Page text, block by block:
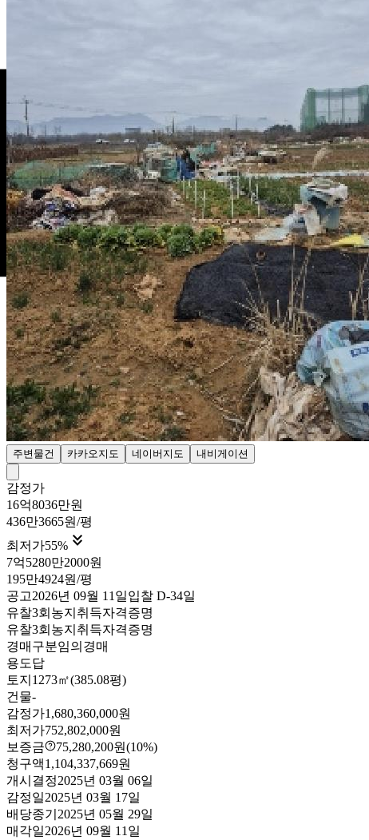
주변물건 카카오지도 네이버지도 내비게이션
감정가
16억8036만원
436만3665원/평
최저가55% 
7억5280만2000원
195만4924원/평
공고2026년 09월 11일입찰 D-34일
유찰3회 농지취득자격증명
유찰3회 농지취득자격증명
경매구분임의경매
용도답
토지 1273㎡(385.08평)
건물-
감정가1,680,360,000원
최저가752,802,000원
보증금
75,280,200원(10%)
청구액1,104,337,669원
개시결정2025년 03월 06일
감정일2025년 03월 17일
배당종기 2025년 05월 29일
매각일2026년 09월 11일